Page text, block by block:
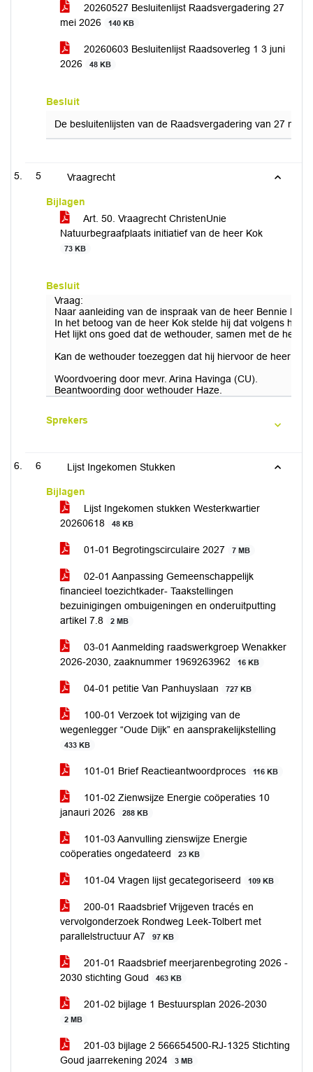
20260527 Besluitenlijst Raadsvergadering 27
mei 2026
140 KB
20260603 Besluitenlijst Raadsoverleg 1 3 juni
2026
48 KB
Besluit
De besluitenlijsten van de Raadsvergadering van 27 mei
5 Vraagrecht
Bijlagen
Art. 50. Vraagrecht ChristenUnie
Natuurbegraafplaats initiatief van de heer Kok
73 KB
Besluit
Vraag:
Naar aanleiding van de inspraak van de heer Bennie Kok
In het betoog van de heer Kok stelde hij dat volgens het
Het lijkt ons goed dat de wethouder, samen met de heer
Kan de wethouder toezeggen dat hij hiervoor de heer
Woordvoering door mevr. Arina Havinga (CU).
Beantwoording door wethouder Haze.
Sprekers
6 Lijst Ingekomen Stukken
Bijlagen
Lijst Ingekomen stukken Westerkwartier
20260618
48 KB
01-01 Begrotingscirculaire 2027 7 MB
02-01 Aanpassing Gemeenschappelijk
financieel toezichtkader- Taakstellingen
bezuinigingen ombuigeningen en onderuitputting
artikel 7.8
2 MB
03-01 Aanmelding raadswerkgroep Wenakker
2026-2030, zaaknummer 1969263962
16 KB
04-01 petitie Van Panhuyslaan 727 KB
100-01 Verzoek tot wijziging van de
wegenlegger “Oude Dijk” en aansprakelijkstelling
433 KB
101-01 Brief Reactieantwoordproces 116 KB
101-02 Zienwsijze Energie coöperaties 10
janauri 2026
288 KB
101-03 Aanvulling zienswijze Energie
coöperaties ongedateerd
23 KB
101-04 Vragen lijst gecategoriseerd 109 KB
200-01 Raadsbrief Vrijgeven tracés en
vervolgonderzoek Rondweg Leek-Tolbert met
parallelstructuur A7
97 KB
201-01 Raadsbrief meerjarenbegroting 2026 -
2030 stichting Goud
463 KB
201-02 bijlage 1 Bestuursplan 2026-2030
2 MB
201-03 bijlage 2 566654500-RJ-1325 Stichting
Goud jaarrekening 2024
3 MB